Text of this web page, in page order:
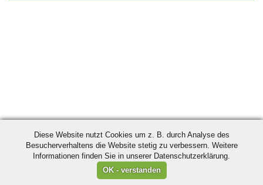
Diese Website nutzt Cookies um z. B. durch Analyse des
Besucherverhaltens die Website stetig zu verbessern. Weitere
Informationen finden Sie in unserer Datenschutzerklärung.